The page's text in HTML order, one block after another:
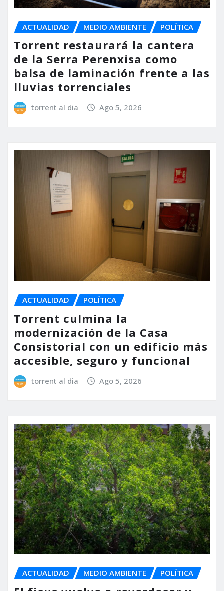
ACTUALIDAD MEDIO AMBIENTE POLÍTICA
Torrent restaurará la cantera
de la Serra Perenxisa como
balsa de laminación frente a las
lluvias torrenciales
torrent al dia Ago 5, 2026
ACTUALIDAD POLÍTICA
Torrent culmina la
modernización de la Casa
Consistorial con un edificio más
accesible, seguro y funcional
torrent al dia Ago 5, 2026
ACTUALIDAD MEDIO AMBIENTE POLÍTICA